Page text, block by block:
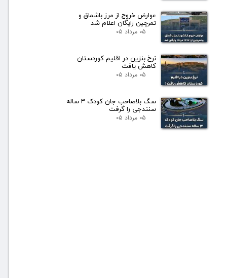
عوارض خروج از مرز باشماق و
تمرچین رایگان اعلام شد
۰۵ مرداد ۰۵
نرخ بنزین در اقلیم کوردستان
کاهش یافت
۰۵ مرداد ۰۵
سگ بلاصاحب جان کودک ۳ ساله
سنندجی را گرفت
۰۵ مرداد ۰۵